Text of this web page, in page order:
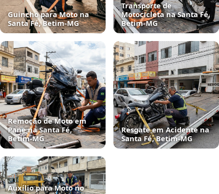
Guincho para Moto na
Santa Fé, Betim‑MG
Transporte de
Motocicleta na Santa Fé,
Betim‑MG
Remoção de Moto em
Pane na Santa Fé,
Betim‑MG
Resgate em Acidente na
Santa Fé, Betim‑MG
Auxílio para Moto no